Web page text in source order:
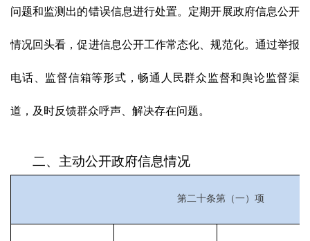
问题和监测出的错误信息进行处置。定期开展政府信息公开
情况回头看，促进信息公开工作常态化、规范化。通过举报
电话、监督信箱等形式，畅通人民群众监督和舆论监督渠
道，及时反馈群众呼声、解决存在问题。
二、主动公开政府信息情况
第二十条第（一）项